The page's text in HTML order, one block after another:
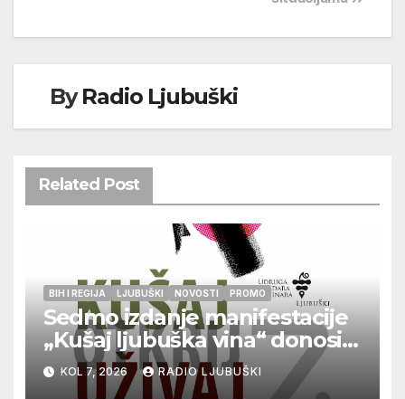
ByRadio Ljubuški
Related Post
BIH I REGIJA LJUBUŠKI NOVOSTI PROMO
Sedmo izdanje manifestacije
„Kušaj ljubuška vina“ donosi
vrhunska vina, gastronomiju i
glazbu
KOL 7, 2026 RADIO LJUBUŠKI